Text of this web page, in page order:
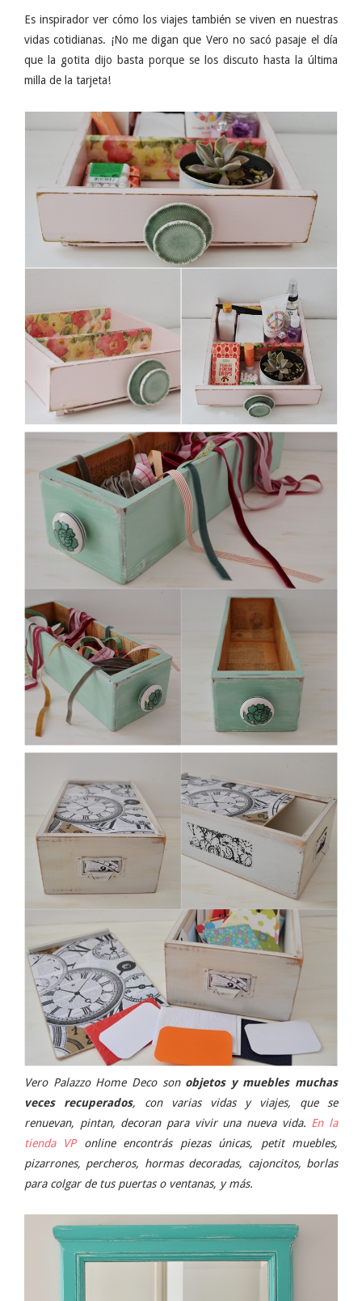
Es inspirador ver cómo los viajes también se viven en nuestras
vidas cotidianas. ¡No me digan que Vero no sacó pasaje el día
que la gotita dijo basta porque se los discuto hasta la última
milla de la tarjeta!
Vero Palazzo Home Deco son objetos y muebles muchas
veces recuperados, con varias vidas y viajes, que se
renuevan, pintan, decoran para vivir una nueva vida. En la
tienda VPonline encontrás piezas únicas, petit muebles,
pizarrones, percheros, hormas decoradas, cajoncitos, borlas
para colgar de tus puertas o ventanas, y más.